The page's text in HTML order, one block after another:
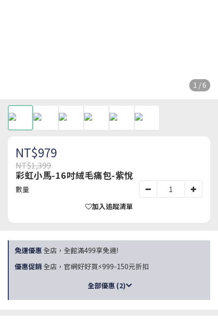
1 / 6
NT$979
NT$1,399
彩虹小馬-16吋絨毛痛包-紫悅
數量
加入追蹤清單
免運優惠全店，全館滿499享免運!
優惠促銷全店，官網好好買⚡999-150元折扣
全部優惠 (2)